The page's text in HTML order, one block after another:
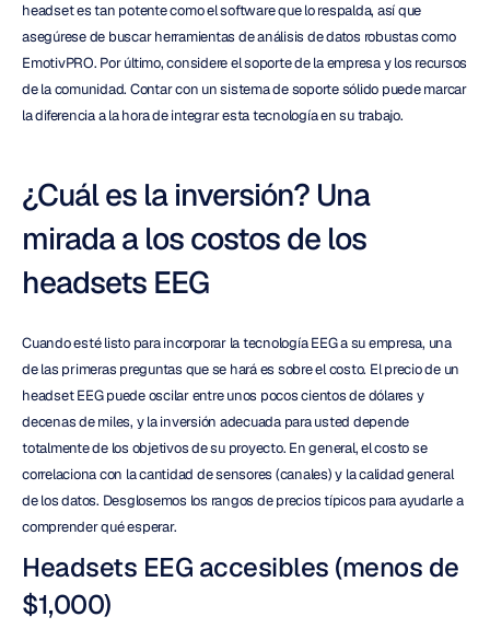
headset es tan potente como el software que lo respalda, así que
asegúrese de buscar herramientas de análisis de datos robustas como
EmotivPRO. Por último, considere el soporte de la empresa y los recursos
de la comunidad. Contar con un sistema de soporte sólido puede marcar
la diferencia a la hora de integrar esta tecnología en su trabajo.
¿Cuál es la inversión? Una
mirada a los costos de los
headsets EEG
Cuando esté listo para incorporar la tecnología EEG a su empresa, una
de las primeras preguntas que se hará es sobre el costo. El precio de un
headset EEG puede oscilar entre unos pocos cientos de dólares y
decenas de miles, y la inversión adecuada para usted depende
totalmente de los objetivos de su proyecto. En general, el costo se
correlaciona con la cantidad de sensores (canales) y la calidad general
de los datos. Desglosemos los rangos de precios típicos para ayudarle a
comprender qué esperar.
Headsets EEG accesibles (menos de
$1,000)